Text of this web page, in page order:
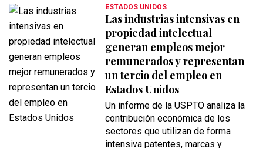
ESTADOS UNIDOS
Las industrias intensivas en
propiedad intelectual
generan empleos mejor
remunerados y representan
un tercio del empleo en
Estados Unidos
Un informe de la USPTO analiza la
contribución económica de los
sectores que utilizan de forma
intensiva patentes, marcas y